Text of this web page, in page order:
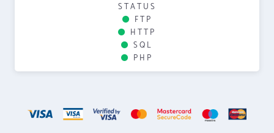
STATUS
FTP
HTTP
SQL
PHP